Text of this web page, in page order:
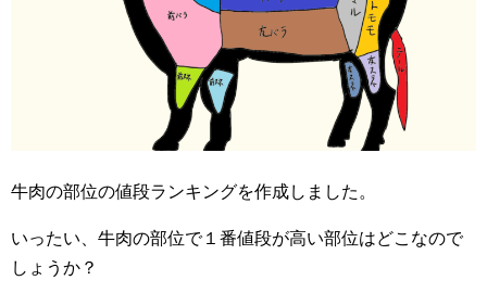
牛肉の部位の値段ランキングを作成しました。
いったい、牛肉の部位で１番値段が高い部位はどこなので
しょうか？